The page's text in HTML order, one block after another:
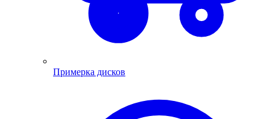
Примерка дисков